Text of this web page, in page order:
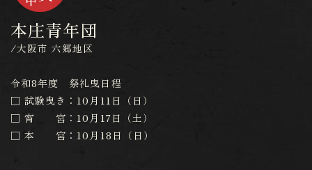
本庄青年団
/大阪市 六郷地区
令和8年度 祭礼曳日程
□ 試験曳き：10月11日（日）
□ 宵 宮：10月17日（土）
□ 本 宮：10月18日（日）